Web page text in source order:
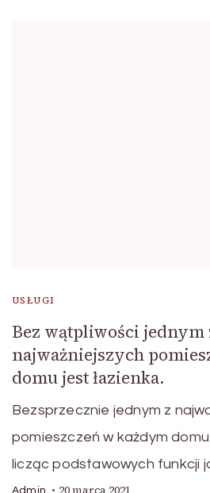
USŁUGI
Bez wątpliwości jednym
najważniejszych
domu jest łazienka.
Bezsprzecznie jednym z
pomieszczeń w każdym
licząc podstawowych funkcji